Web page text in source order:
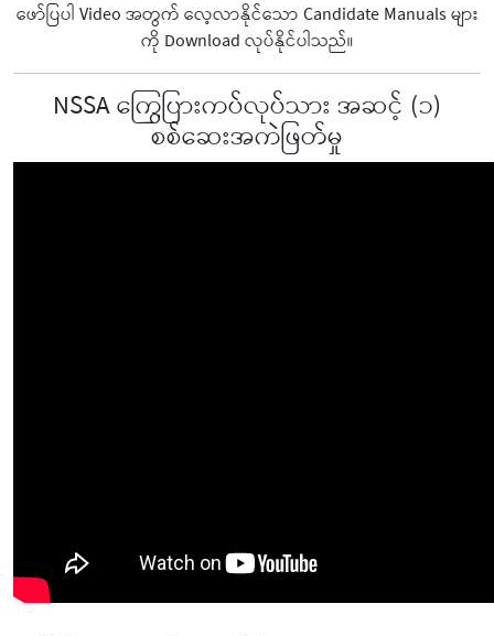
ဖော်ပြပါ Video အတွက် လေ့လာနိုင်သော Candidate Manuals များ
ကို Download လုပ်နိုင်ပါသည်။
NSSA ကြွေပြားကပ်လုပ်သား အဆင့် (၁)
စစ်ဆေးအကဲဖြတ်မှု